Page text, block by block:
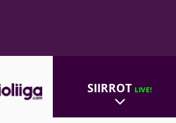
SIIRROTLIVE!